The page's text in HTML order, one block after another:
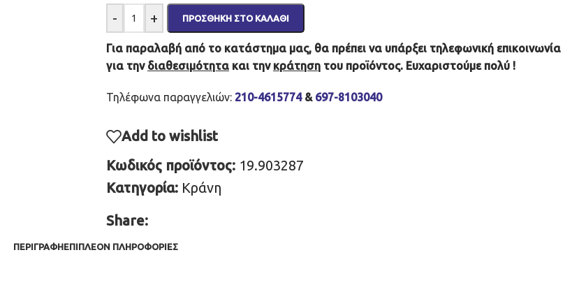
- + ΠΡΟΣΘΉΚΗ ΣΤΟ ΚΑΛΆΘΙ
Για παραλαβή από το κατάστημα μας, θα πρέπει να υπάρξει τηλεφωνική επικοινωνία
για την διαθεσιμότητα και την κράτηση του προϊόντος. Ευχαριστούμε πολύ !
Τηλέφωνα παραγγελιών: 210-4615774& 697-8103040
Add to wishlist
Κωδικός προϊόντος: 19.903287
Κατηγορία: Κράνη
Share:
ΠΕΡΙΓΡΑΦΉΕΠΙΠΛΈΟΝ ΠΛΗΡΟΦΟΡΊΕΣ